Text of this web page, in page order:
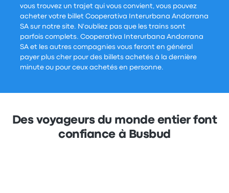
vous trouvez un trajet qui vous convient, vous pouvez
acheter votre billet Cooperativa Interurbana Andorrana
SA sur notre site. N'oubliez pas que les trains sont
parfois complets. Cooperativa Interurbana Andorrana
SA et les autres compagnies vous feront en général
payer plus cher pour des billets achetés à la dernière
minute ou pour ceux achetés en personne.
Des voyageurs du monde entier font
confiance à Busbud